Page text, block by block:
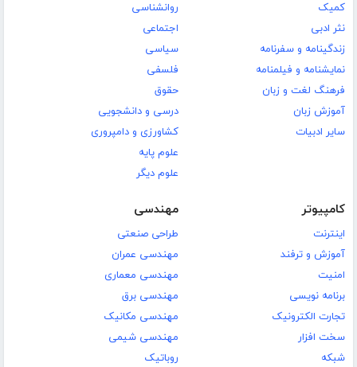
کمیک
نثر ادبی
زندگینامه و سفرنامه
نمایشنامه و فیلمنامه
فرهنگ لغت و زبان
آموزش زبان
سایر ادبیات
روانشناسی
اجتماعی
سیاسی
فلسفی
حقوق
درسی و دانشجویی
کشاورزی و دامپروری
علوم پایه
علوم دیگر
کامپیوتر
اینترنت
آموزش و ترفند
امنیت
برنامه نویسی
تجارت الکترونیک
سخت افزار
شبکه
مهندسی
طراحی صنعتی
مهندسی عمران
مهندسی معماری
مهندسی برق
مهندسی مکانیک
مهندسی شیمی
روباتیک